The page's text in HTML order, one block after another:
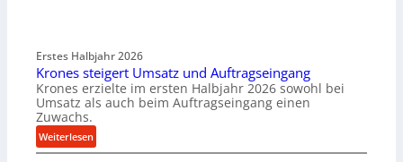
Erstes Halbjahr 2026
Krones steigert Umsatz und Auftragseingang
Krones erzielte im ersten Halbjahr 2026 sowohl bei
Umsatz als auch beim Auftragseingang einen
Zuwachs.
Weiterlesen:
K